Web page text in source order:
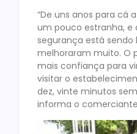
“De uns anos para cá
um pouco estranha, e
segurança está sendo
melhoraram muito. O
mais confiança para
visitar o
dez, vinte minutos
informa o